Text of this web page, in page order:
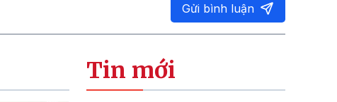
Gửi bình luận
Tin mới